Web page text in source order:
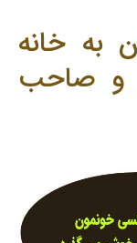
به خانه
و صاحب